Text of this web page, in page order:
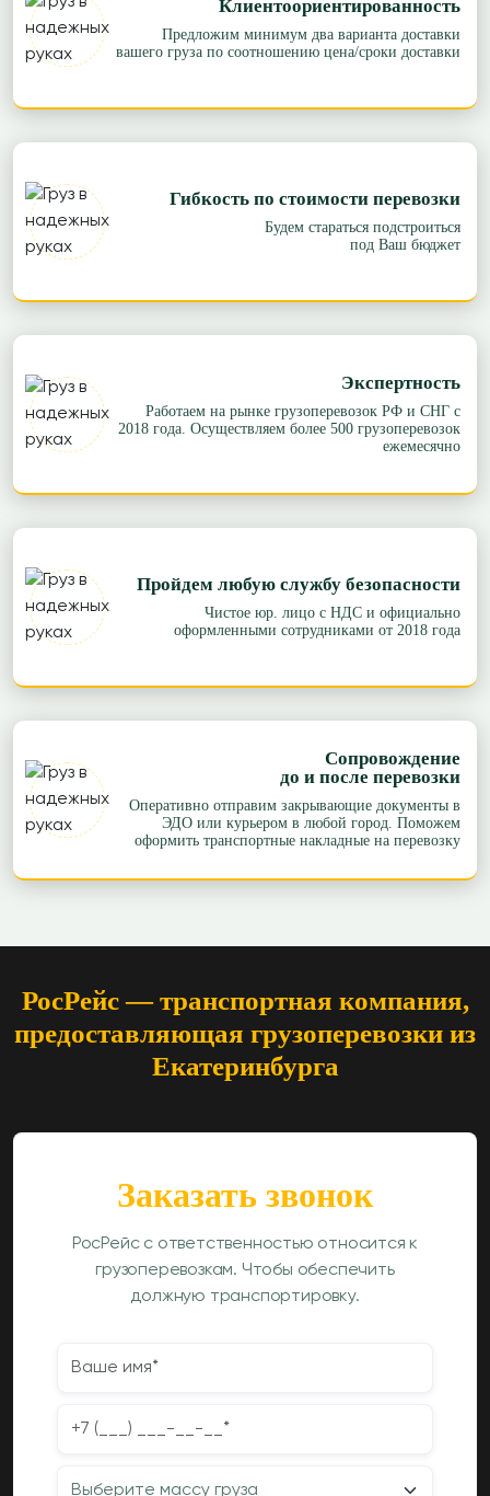
Клиентоориентированность
Предложим минимум два варианта доставки
вашего груза по соотношению цена/сроки доставки
Гибкость по стоимости перевозки
Будем стараться подстроиться
под Ваш бюджет
Экспертность
Работаем на рынке грузоперевозок РФ и СНГ с
2018 года. Осуществляем более 500 грузоперевозок
ежемесячно
Пройдем любую службу безопасности
Чистое юр. лицо с НДС и официально
оформленными сотрудниками от 2018 года
Сопровождение
до и после перевозки
Оперативно отправим закрывающие документы в
ЭДО или курьером в любой город. Поможем
оформить транспортные накладные на перевозку
Заказать звонок
РосРейс с ответственностью относится к
грузоперевозкам. Чтобы обеспечить
должную транспортировку.
РосРейс — транспортная компания,
предоставляющая грузоперевозки из
Екатеринбурга